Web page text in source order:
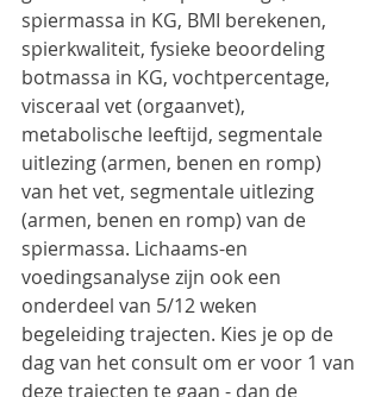
spiermassa in KG, BMI berekenen,
spierkwaliteit, fysieke beoordeling
botmassa in KG, vochtpercentage,
visceraal vet (orgaanvet),
metabolische leeftijd, segmentale
uitlezing (armen, benen en romp)
van het vet, segmentale uitlezing
(armen, benen en romp) van de
spiermassa. Lichaams-en
voedingsanalyse zijn ook een
onderdeel van 5/12 weken
begeleiding trajecten. Kies je op de
dag van het consult om er voor 1 van
deze trajecten te gaan - dan de